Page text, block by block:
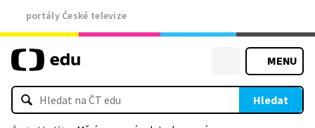
portály České televize
MENU
Hledat